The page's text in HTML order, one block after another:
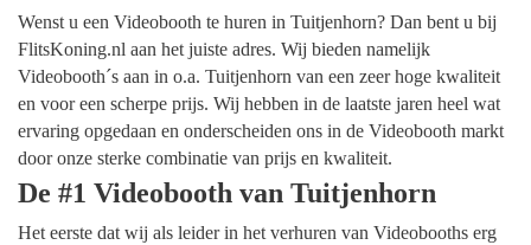
Wenst u een Videobooth te huren in Tuitjenhorn? Dan bent u bij
FlitsKoning.nl aan het juiste adres. Wij bieden namelijk
Videobooth´s aan in o.a. Tuitjenhorn van een zeer hoge kwaliteit
en voor een scherpe prijs. Wij hebben in de laatste jaren heel wat
ervaring opgedaan en onderscheiden ons in de Videobooth markt
door onze sterke combinatie van prijs en kwaliteit.
De #1 Videobooth van Tuitjenhorn
Het eerste dat wij als leider in het verhuren van Videobooths erg